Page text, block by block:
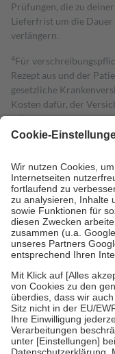
Prüfungen, die zu
Lieferfrist um die
verlängern.
4Für
Rezept aus und der
gesetzliche
Kosten dafür, der
mit.
Grundsätzlich leisten
höchstens zehn Euro.
Kosten der Leistung zu
Diese Regeln gelten
Bei Heilmitteln und
Zuzahlung zehn
Verordnung.
Um das Engagement
stärken und die
fallenkeine
• Kindern und
mit Ausnahme der
• Untersuchungen zur
GKV getragen werden
• empfohlenen